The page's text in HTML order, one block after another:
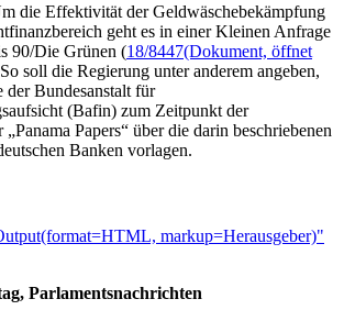
die Effektivität der Geldwäschebekämpfung
geht es in einer Kleinen Anfrage
90/Die Grünen (18/8447(Dokument, öffnet
soll die Regierung unter anderem angeben,
der Bundesanstalt für
(Bafin) zum Zeitpunkt der
Papers“ über die darin beschriebenen
Banken vorlagen.
markup=Herausgeber)"
Parlamentsnachrichten